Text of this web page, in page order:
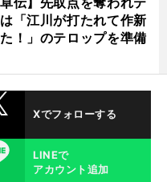
へ
「江川が打たれて作新
！」のテロップを準備
Xでフォローする
LINEで
アカウント追加